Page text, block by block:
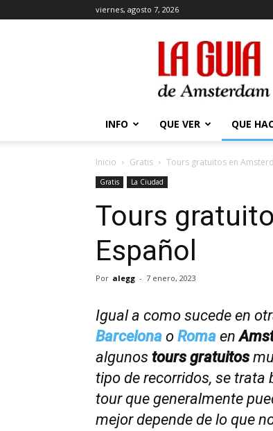
viernes, agosto 7, 2026
La
Guía
de
Amsterdam
INFO QUE VER QUE
Inicio Gratis Tours gratuitos en
Gratis La Ciudad
Tours
Español
Por alegg - 7 enero, 2023
Igual a como sucede en
Barcelona o Roma en
algunos tours gratuitos
tipo de recorridos, se
tour que generalmente
mejor depende de lo que